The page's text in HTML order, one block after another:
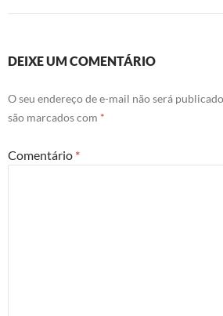
DEIXE UM COMENTÁRIO
O seu endereço de e-mail não será
são marcados com *
Comentário *